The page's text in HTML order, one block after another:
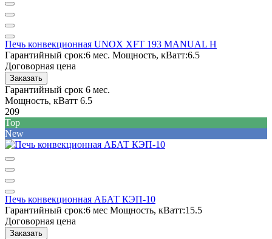
Печь конвекционная UNOX XFT 193 MANUAL H
Гарантийный срок:6 мес. Мощность, кВатт:6.5
Договорная цена
Заказать
Гарантийный срок 6 мес.
Мощность, кВатт 6.5
209
Top
New
Печь конвекционная АБАТ КЭП-10
Гарантийный срок:6 мес Мощность, кВатт:15.5
Договорная цена
Заказать